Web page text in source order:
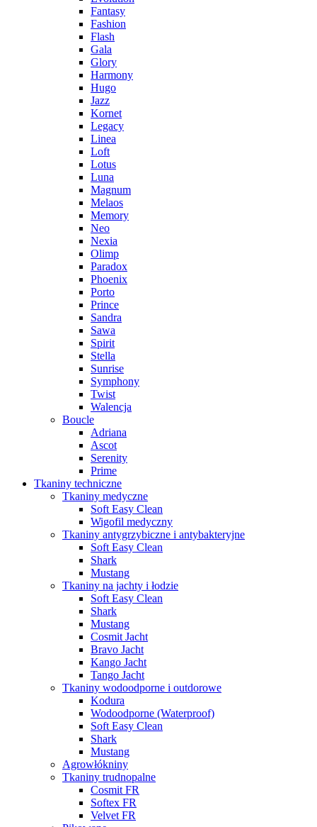
Fantasy
Fashion
Flash
Gala
Glory
Harmony
Hugo
Jazz
Kornet
Legacy
Linea
Loft
Lotus
Luna
Magnum
Melaos
Memory
Neo
Nexia
Olimp
Paradox
Phoenix
Porto
Prince
Sandra
Sawa
Spirit
Stella
Sunrise
Symphony
Twist
Walencja
Boucle
Adriana
Ascot
Serenity
Prime
Tkaniny techniczne
Tkaniny medyczne
Soft Easy Clean
Wigofil medyczny
Tkaniny antygrzybiczne i antybakteryjne
Soft Easy Clean
Shark
Mustang
Tkaniny na jachty i łodzie
Soft Easy Clean
Shark
Mustang
Cosmit Jacht
Bravo Jacht
Kango Jacht
Tango Jacht
Tkaniny wodoodporne i outdorowe
Kodura
Wodoodporne (Waterproof)
Soft Easy Clean
Shark
Mustang
Agrowłókniny
Tkaniny trudnopalne
Cosmit FR
Softex FR
Velvet FR